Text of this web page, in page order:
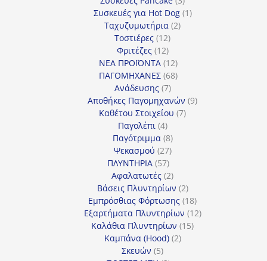
προϊόντα
Συσκευές για Hot Dog 11
Ταχυζυμωτήρια 22
Τοστιέρες 1212
προϊόντα
Φριτέζες 1212
προϊόντα
ΝΕΑ ΠΡΟΪΟΝΤΑ 1212
προϊόντα
ΠΑΓΟΜΗΧΑΝΕΣ 6868
Ανάδευσης 77
προϊόντα
Αποθήκες Παγομηχανών 99
Καθέτου Στοιχείου 77
Παγολέπι 44
προϊόντα
Παγότριμμα 88
προϊόντα
Ψεκασμού 2727
προϊόντα
ΠΛΥΝΤΗΡΙΑ 5757
προϊόντα
Αφαλατωτές 22
προϊόντα
Βάσεις Πλυντηρίων 22
προϊόντα
Εμπρόσθιας Φόρτωσης 1818
προϊόντα
Εξαρτήματα Πλυντηρίων 1212
Καλάθια Πλυντηρίων 1515
Καμπάνα (Hood) 22
Σκευών 55